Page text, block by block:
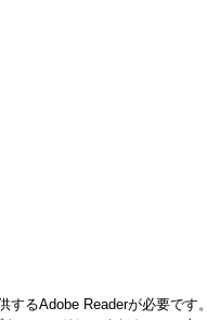
るAdobe Readerが必要です。